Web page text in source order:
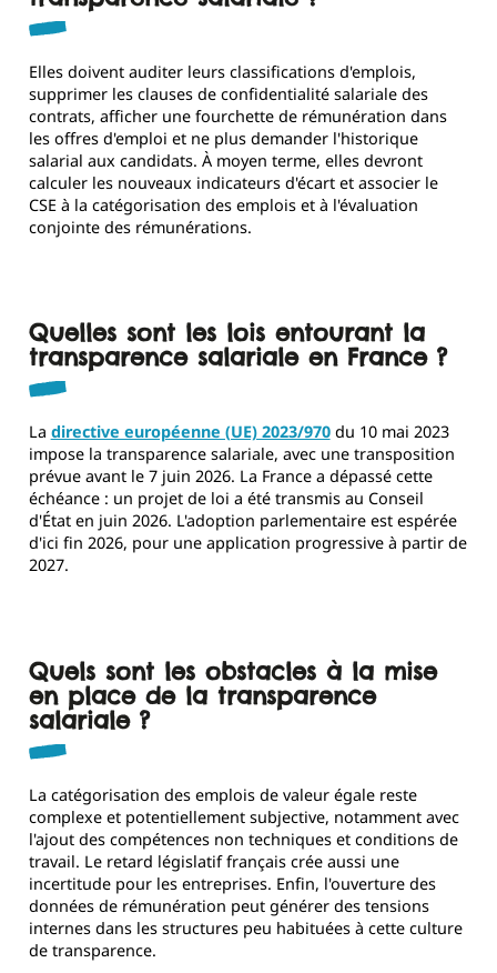
Elles doivent auditer leurs classifications d'emplois,
supprimer les clauses de confidentialité salariale des
contrats, afficher une fourchette de rémunération dans
les offres d'emploi et ne plus demander l'historique
salarial aux candidats. À moyen terme, elles devront
calculer les nouveaux indicateurs d'écart et associer le
CSE à la catégorisation des emplois et à l'évaluation
conjointe des rémunérations.
Quelles sont les lois entourant la
transparence salariale en France ?
La directive européenne (UE) 2023/970du 10 mai 2023
impose la transparence salariale, avec une transposition
prévue avant le 7 juin 2026. La France a dépassé cette
échéance : un projet de loi a été transmis au Conseil
d'État en juin 2026. L'adoption parlementaire est espérée
d'ici fin 2026, pour une application progressive à partir de
2027.
Quels sont les obstacles à la mise
en place de la transparence
salariale ?
La catégorisation des emplois de valeur égale reste
complexe et potentiellement subjective, notamment avec
l'ajout des compétences non techniques et conditions de
travail. Le retard législatif français crée aussi une
incertitude pour les entreprises. Enfin, l'ouverture des
données de rémunération peut générer des tensions
internes dans les structures peu habituées à cette culture
de transparence.